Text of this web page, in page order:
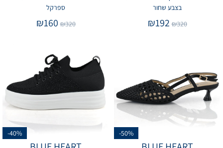
בצבע שחור
₪320
₪192
ספרקל
₪320
₪160
-50%
-40%